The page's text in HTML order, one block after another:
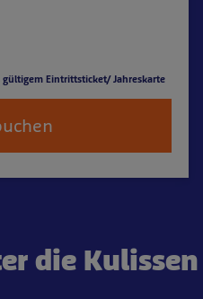
Eintrittsticket/ Jahreskarte
die Kulissen